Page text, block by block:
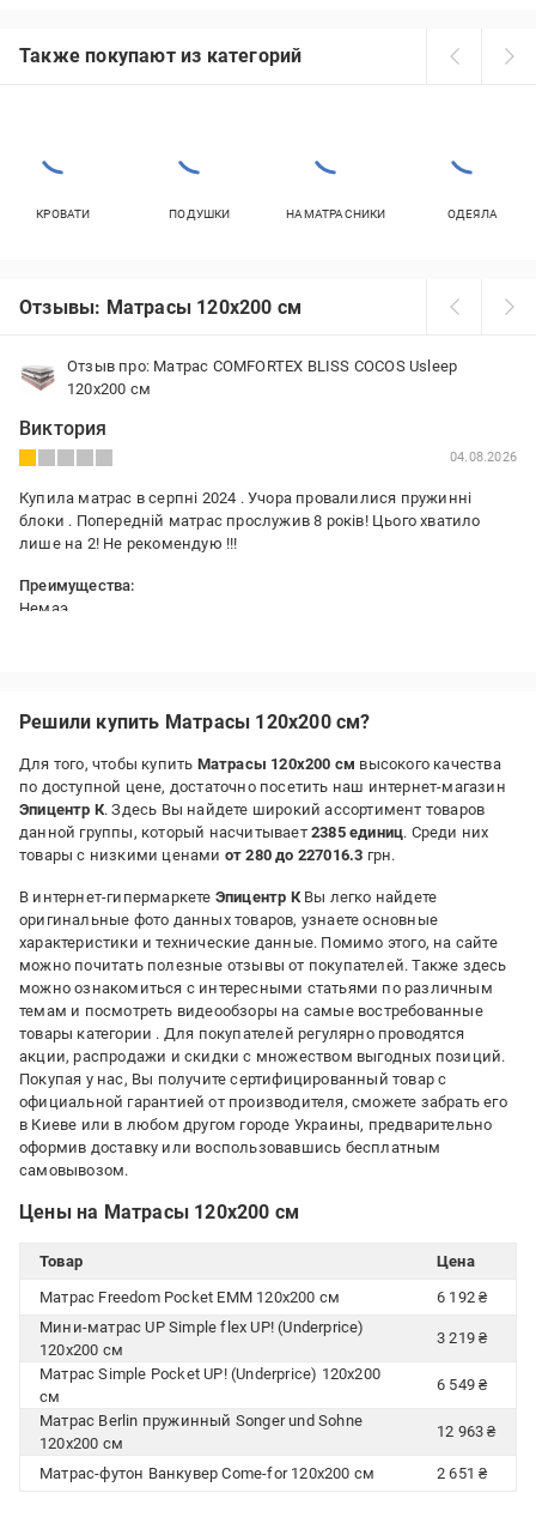
Также покупают из категорий
КРОВАТИ ПОДУШКИ НАМАТРАСНИКИ ОДЕЯЛА
Отзывы: Матрасы 120x200 см
Отзыв про: Матрас COMFORTEX BLISS COCOS Usleep
120x200 см
Виктория
04.08.2026
Купила матрас в серпні 2024 . Учора провалилися пружинні
блоки . Попередній матрас прослужив 8 років! Цього хватило
лише на 2! Не рекомендую !!!
Преимущества:
Немаэ
Решили купить Матрасы 120x200 см?
Для того, чтобы купить Матрасы 120x200 см высокого качества
по доступной цене, достаточно посетить наш интернет-магазин
Эпицентр К. Здесь Вы найдете широкий ассортимент товаров
данной группы, который насчитывает 2385 единиц. Среди них
товары с низкими ценами от 280 до 227016.3 грн.
В интернет-гипермаркете Эпицентр КВы легко найдете
оригинальные фото данных товаров, узнаете основные
характеристики и технические данные. Помимо этого, на сайте
можно почитать полезные отзывы от покупателей. Также здесь
можно ознакомиться с интересными статьями по различным
темам и посмотреть видеообзоры на самые востребованные
товары категории . Для покупателей регулярно проводятся
акции, распродажи и скидки с множеством выгодных позиций.
Покупая у нас, Вы получите сертифицированный товар с
официальной гарантией от производителя, сможете забрать его
в Киеве или в любом другом городе Украины, предварительно
оформив доставку или воспользовавшись бесплатным
самовывозом.
Цены на Матрасы 120x200 см
Товар
Цена
Матрас Freedom Pocket ЕММ 120x200 см
6 192 ₴
Мини-матрас UP Simple flex UP! (Underprice)
120x200 см
3 219 ₴
Матрас Simple Pocket UP! (Underprice) 120x200
см
6 549 ₴
Матрас Berlin пружинный Songer und Sohne
120x200 см
12 963 ₴
Матрас-футон Ванкувер Come-for 120x200 см 2 651 ₴